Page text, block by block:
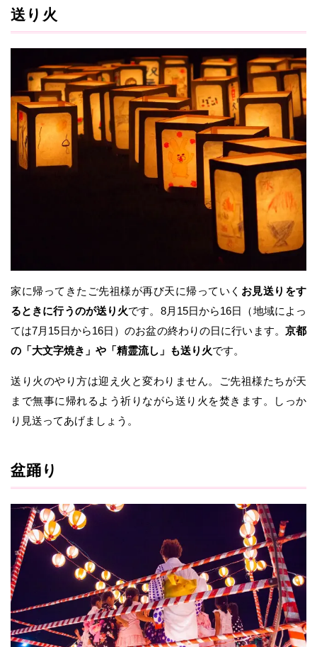
送り火
家に帰ってきたご先祖様が再び天に帰っていく お見送りをす
るときに行うのが送り火です。8月15日から16日（地域によっ
ては7月15日から16日）のお盆の終わりの日に行います。 京都
の「大文字焼き」や「精霊流し」も送り火です。
送り火のやり方は迎え火と変わりません。ご先祖様たちが天
まで無事に帰れるよう祈りながら送り火を焚きます。しっか
り見送ってあげましょう。
盆踊り